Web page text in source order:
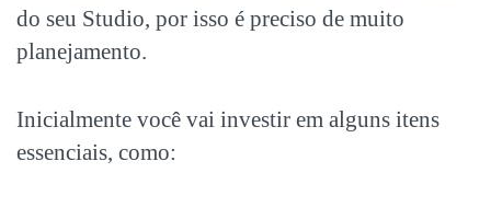
do seu Studio, por isso é preciso de muito
planejamento.
Inicialmente você vai investir em alguns itens
essenciais, como: